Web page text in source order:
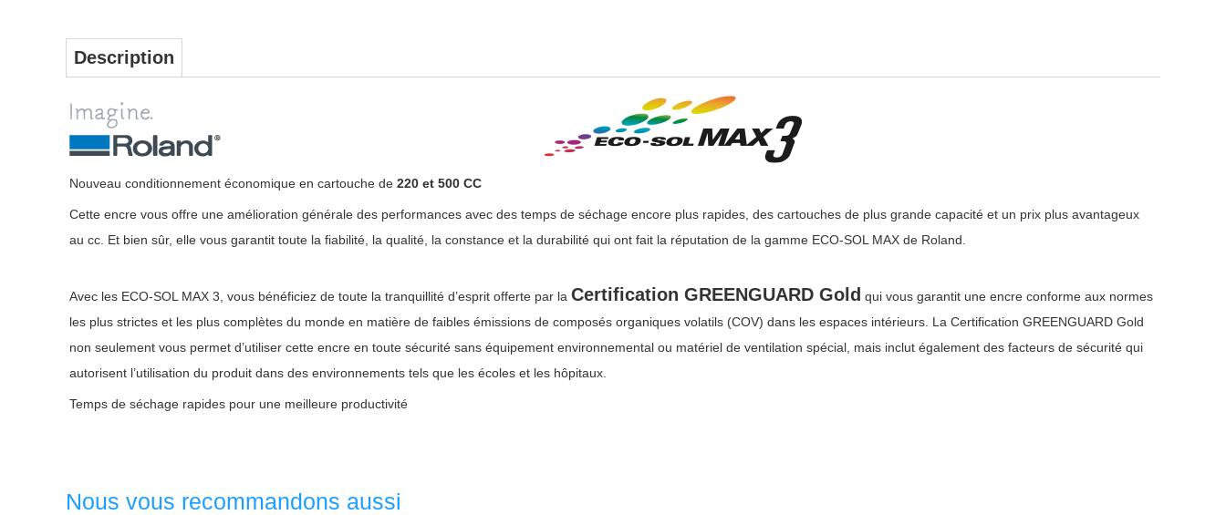
Description
Nouveau conditionnement économique en cartouche de220 et 500 CC
Cette encre vous offre une amélioration générale des performances avec des temps de séchage encore plus rapides, des cartouches de plus grande capacité et un prix plus avantageux
au cc. Et bien sûr, elle vous garantit toute la fiabilité, la qualité, la constance et la durabilité qui ont fait la réputation de la gamme ECO-SOL MAX de Roland.
Avec les ECO-SOL MAX 3, vous bénéficiez de toute la tranquillité d’esprit offerte par laCertification GREENGUARD Gold qui vous garantit une encre conforme aux normes
les plus strictes et les plus complètes du monde en matière de faibles émissions de composés organiques volatils (COV) dans les espaces intérieurs. La Certification GREENGUARD Gold
non seulement vous permet d’utiliser cette encre en toute sécurité sans équipement environnemental ou matériel de ventilation spécial, mais inclut également des facteurs de sécurité qui
autorisent l’utilisation du produit dans des environnements tels que les écoles et les hôpitaux.
Temps de séchage rapides pour une meilleure productivité
Nous vous recommandons aussi